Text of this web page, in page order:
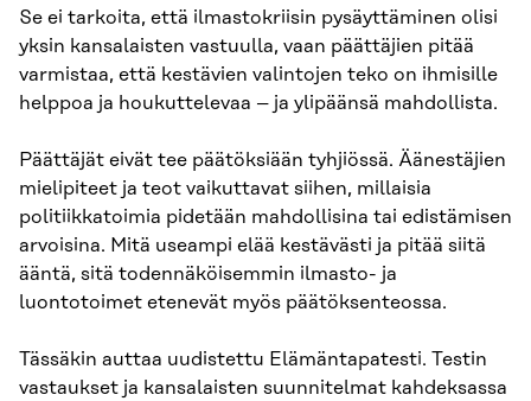
Se ei tarkoita, että ilmastokriisin pysäyttäminen olisi
yksin kansalaisten vastuulla, vaan päättäjien pitää
varmistaa, että kestävien valintojen teko on ihmisille
helppoa ja houkuttelevaa – ja ylipäänsä mahdollista.
Päättäjät eivät tee päätöksiään tyhjiössä. Äänestäjien
mielipiteet ja teot vaikuttavat siihen, millaisia
politiikkatoimia pidetään mahdollisina tai edistämisen
arvoisina. Mitä useampi elää kestävästi ja pitää siitä
ääntä, sitä todennäköisemmin ilmasto- ja
luontotoimet etenevät myös päätöksenteossa.
Tässäkin auttaa uudistettu Elämäntapatesti. Testin
vastaukset ja kansalaisten suunnitelmat kahdeksassa